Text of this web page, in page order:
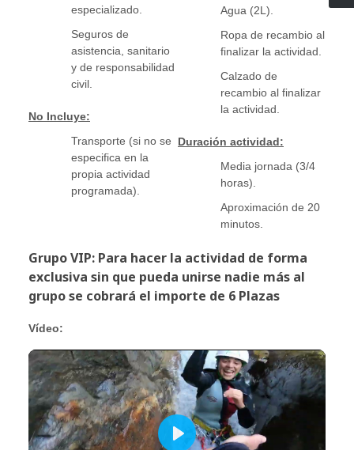
especializado.
Seguros de
asistencia, sanitario
y de responsabilidad
civil.
No Incluye:
Transporte (si no se
especifica en la
propia actividad
programada).
Agua (2L).
Ropa de recambio al
finalizar la actividad.
Calzado de
recambio al finalizar
la actividad.
Duración actividad:
Media jornada (3/4
horas).
Aproximación de 20
minutos.
Grupo VIP: Para hacer la actividad de forma
exclusiva sin que pueda unirse nadie más al
grupo se cobrará el importe de 6 Plazas
Vídeo: